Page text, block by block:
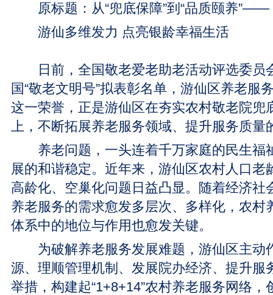
原标题：从“兜底保障”到“品质颐养”——
游仙多维发力 点亮银龄幸福生活
日前，全国敬老爱老助老活动评选委员
国“敬老文明号”拟表彰名单，游仙区养老服
这一荣誉，正是游仙区在夯实农村敬老院兜
上，不断拓展养老服务领域、提升服务质量
养老问题，一头连着千万家庭的民生福
展的和谐稳定。近年来，游仙区农村人口老
高龄化、空巢化问题日益凸显。随着经济社
养老服务的需求愈发多层次、多样化，农村
体系中的地位与作用也愈发关键。
为破解养老服务发展难题，游仙区主动
源、理顺管理机制、发展院办经济、提升服
举措，构建起“1+8+14”农村养老服务网络，